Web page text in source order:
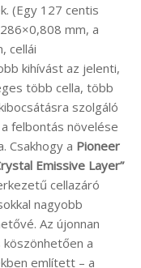
(Egy 127 centis
mm, a
cellái
kihívást az jelenti,
több cella, több
szolgáló
felbontás növelése
Csakhogy a Pioneer
Emissive Layer”
cellazáró
nagyobb
Az újonnan
a
említett – a